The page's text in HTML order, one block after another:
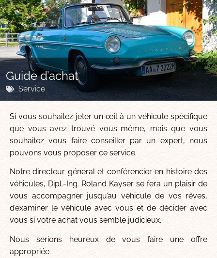
Guide d’achat
Service
Si vous souhaitez jeter un œil à un véhicule spécifique
que vous avez trouvé vous-même, mais que vous
souhaitez vous faire conseiller par un expert, nous
pouvons vous proposer ce service.
Notre directeur général et conférencier en histoire des
véhicules, Dipl.-Ing. Roland Kayser se fera un plaisir de
vous accompagner jusqu’au véhicule de vos rêves,
d’examiner le véhicule avec vous et de décider avec
vous si votre achat vous semble judicieux.
Nous serions heureux de vous faire une offre
appropriée.